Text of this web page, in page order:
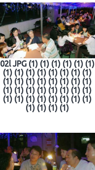
02l JPG (1) (1) (1) (1) (1) (1)
(1) (1) (1) (1) (1) (1) (1) (1)
(1) (1) (1) (1) (1) (1) (1) (1)
(1) (1) (1) (1) (1) (1) (1) (1)
(1) (1) (1) (1) (1) (1) (1) (1)
(1) (1) (1) (1)